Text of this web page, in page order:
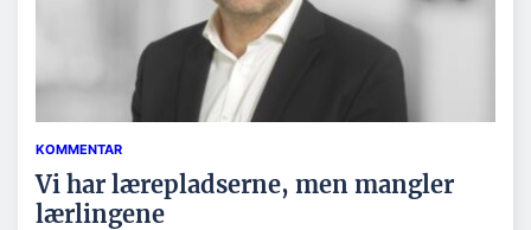
KOMMENTAR
Vi har lærepladserne, men mangler
lærlingene